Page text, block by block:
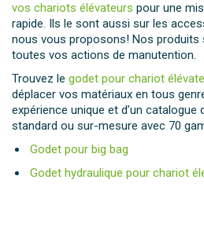
vos chariots élévateurs pour une
rapide. Ils le sont aussi sur les
nous vous proposons! Nos
toutes vos actions de manutention.
Trouvez le godet pour chariot
déplacer vos matériaux en tous
expérience unique et d’un catalogue
standard ou sur-mesure avec 70
Godet pour big bag
Godet hydraulique pour chariot